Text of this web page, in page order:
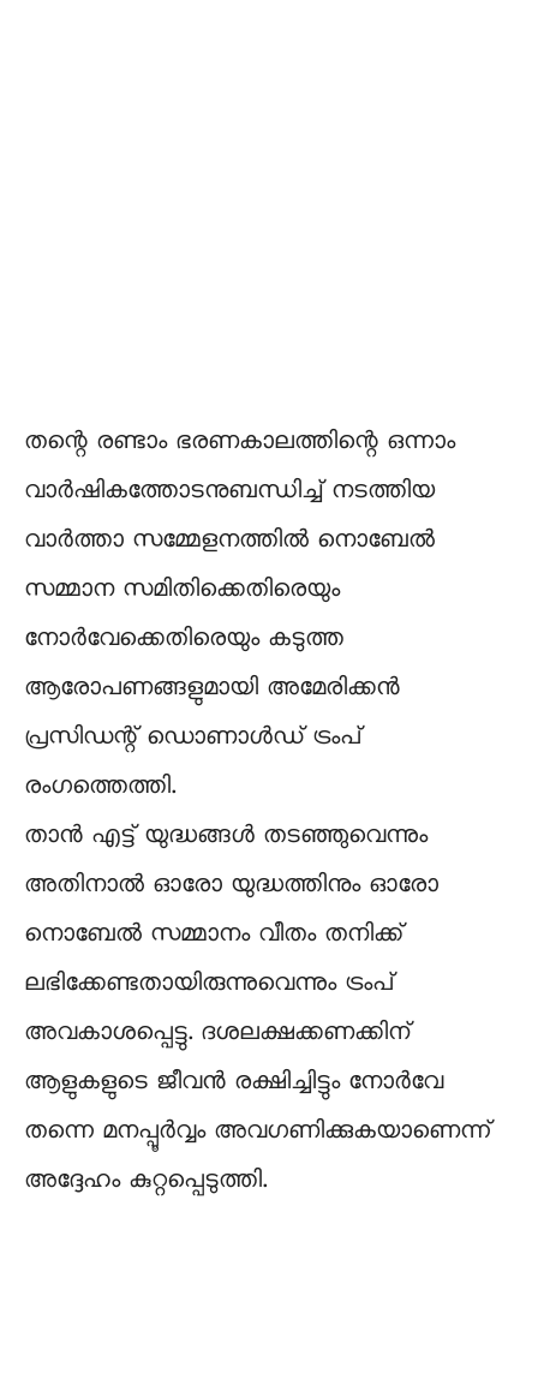
തന്റെ രണ്ടാം ഭരണകാലത്തിന്റെ ഒന്നാം
വാർഷികത്തോടനുബന്ധിച്ച് നടത്തിയ
വാർത്താ സമ്മേളനത്തിൽ നൊബേൽ
സമ്മാന സമിതിക്കെതിരെയും
നോർവേക്കെതിരെയും കടുത്ത
ആരോപണങ്ങളുമായി അമേരിക്കൻ
പ്രസിഡന്റ് ഡൊണാൾഡ് ട്രംപ്
രംഗത്തെത്തി.
താൻ എട്ട് യുദ്ധങ്ങൾ തടഞ്ഞുവെന്നും
അതിനാൽ ഓരോ യുദ്ധത്തിനും ഓരോ
നൊബേൽ സമ്മാനം വീതം തനിക്ക്
ലഭിക്കേണ്ടതായിരുന്നുവെന്നും ട്രംപ്
അവകാശപ്പെട്ടു. ദശലക്ഷക്കണക്കിന്
ആളുകളുടെ ജീവൻ രക്ഷിച്ചിട്ടും നോർവേ
തന്നെ മനപ്പൂർവ്വം അവഗണിക്കുകയാണെന്ന്
അദ്ദേഹം കുറ്റപ്പെടുത്തി.